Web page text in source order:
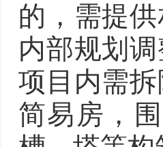
的，需提
内部规划
项目内需
简易房，